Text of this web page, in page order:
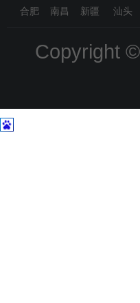
合肥 南昌 新疆 汕
Copyright